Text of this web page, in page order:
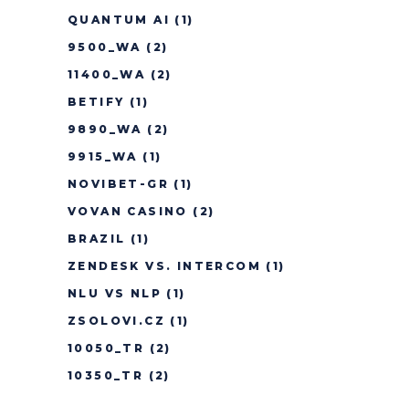
QUANTUM AI (1)
9500_WA (2)
11400_WA (2)
BETIFY (1)
9890_WA (2)
9915_WA (1)
NOVIBET-GR (1)
VOVAN CASINO (2)
BRAZIL (1)
ZENDESK VS. INTERCOM (1)
NLU VS NLP (1)
ZSOLOVI.CZ (1)
10050_TR (2)
10350_TR (2)